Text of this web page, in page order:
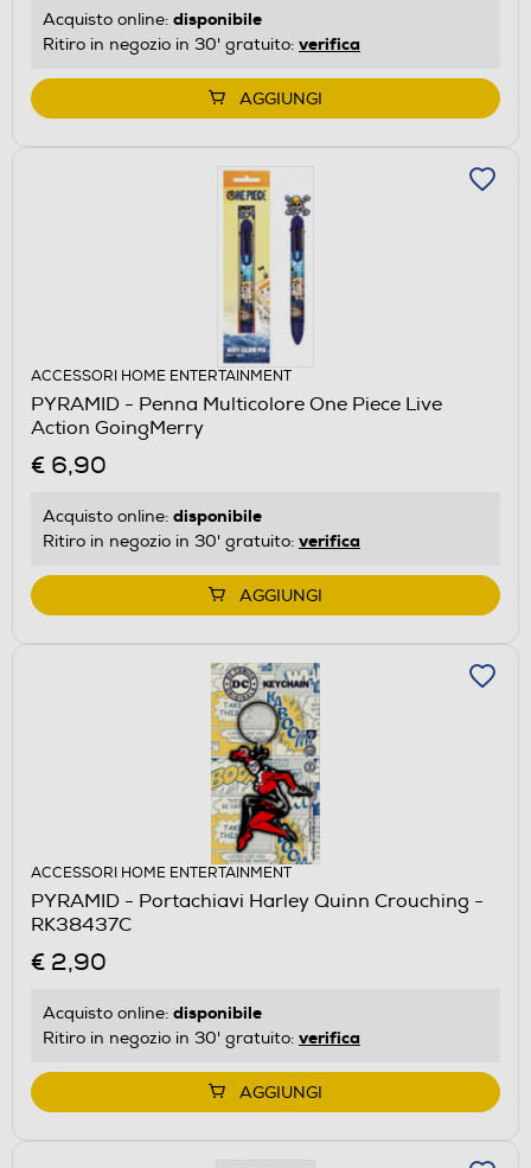
Acquisto online: disponibile
Ritiro in negozio in 30' gratuito: verifica
AGGIUNGI
ACCESSORI HOME ENTERTAINMENT
PYRAMID - Penna Multicolore One Piece Live
Action GoingMerry
€ 6,90
Acquisto online: disponibile
Ritiro in negozio in 30' gratuito: verifica
AGGIUNGI
ACCESSORI HOME ENTERTAINMENT
PYRAMID - Portachiavi Harley Quinn Crouching -
RK38437C
€ 2,90
Acquisto online: disponibile
Ritiro in negozio in 30' gratuito: verifica
AGGIUNGI